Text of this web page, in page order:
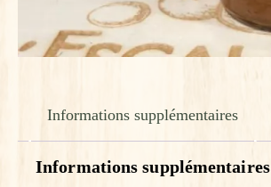
Informations supplémentaires
Informations supplémentaires